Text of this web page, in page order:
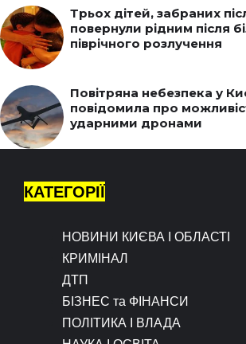
Трьох дітей, забраних
повернули рідним після
піврічного розлучення
Повітряна небезпека у
повідомила про
ударними дронами
КАТЕГОРІЇ
НОВИНИ КИЄВА І ОБЛАСТІ
КРИМІНАЛ
ДТП
БІЗНЕС та ФІНАНСИ
ПОЛІТИКА І ВЛАДА